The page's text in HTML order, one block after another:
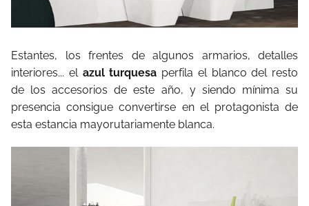
Estantes, los frentes de algunos armarios, detalles
interiores... el azul turquesa perfila el blanco del resto
de los accesorios de este año, y siendo mínima su
presencia consigue convertirse en el protagonista de
esta estancia mayorutariamente blanca.